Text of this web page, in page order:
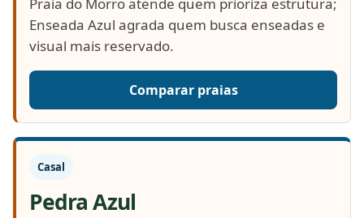
Enseada Azul agrada quem busca enseadas e
visual mais reservado.
Comparar praias
Casal
Pedra Azul